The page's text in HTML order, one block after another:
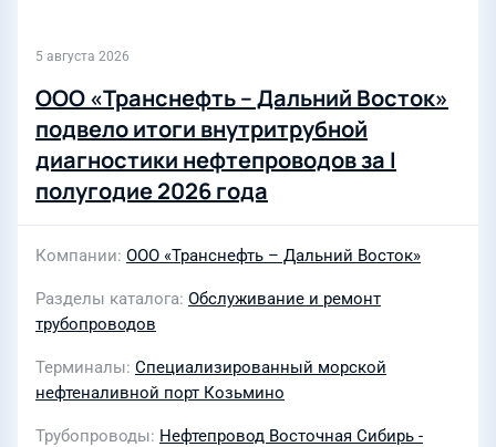
5 августа 2026
ООО «Транснефть – Дальний Восток»
подвело итоги внутритрубной
диагностики нефтепроводов за I
полугодие 2026 года
Компании ООО «Транснефть – Дальний Восток»
Разделы каталога Обслуживание и ремонт
трубопроводов
Терминалы Специализированный морской
нефтеналивной порт Козьмино
Трубопроводы Нефтепровод Восточная Сибирь -